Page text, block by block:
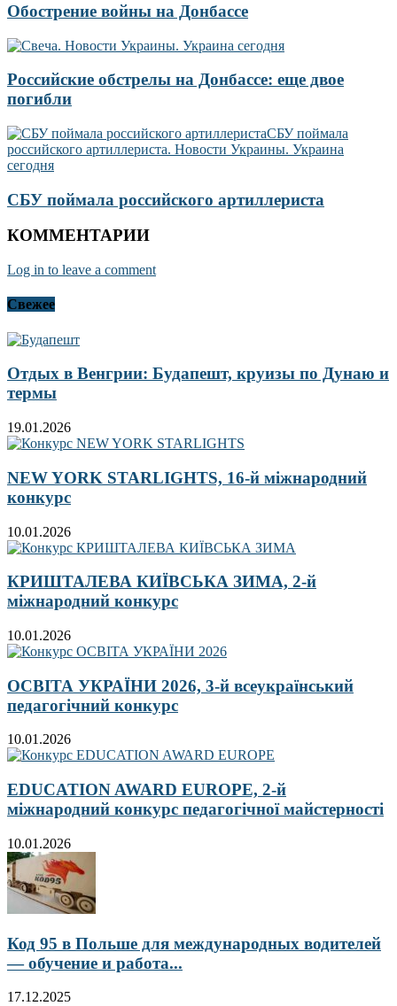
Обострение войны на Донбассе
Российские обстрелы на Донбассе: еще двое
погибли
СБУ поймала российского артиллериста
КОММЕНТАРИИ
Log in to leave a comment
Свежее
Отдых в Венгрии: Будапешт, круизы по Дунаю и
термы
19.01.2026
NEW YORK STARLIGHTS, 16-й міжнародний
конкурс
10.01.2026
КРИШТАЛЕВА КИЇВСЬКА ЗИМА, 2-й
міжнародний конкурс
10.01.2026
ОСВІТА УКРАЇНИ 2026, 3-й всеукраїнський
педагогічний конкурс
10.01.2026
EDUCATION AWARD EUROPE, 2-й
міжнародний конкурс педагогічної майстерності
10.01.2026
Код 95 в Польше для международных водителей
— обучение и работа...
17.12.2025